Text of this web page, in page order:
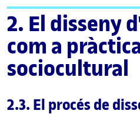
2. El disseny
com a
sociocultural
2.3. El procés de